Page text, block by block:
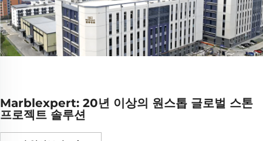
Marblexpert: 20년 이상의 원스톱 글로벌 스톤
프로젝트 솔루션